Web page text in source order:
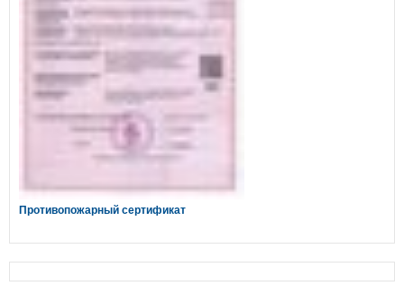
Противопожарный сертификат